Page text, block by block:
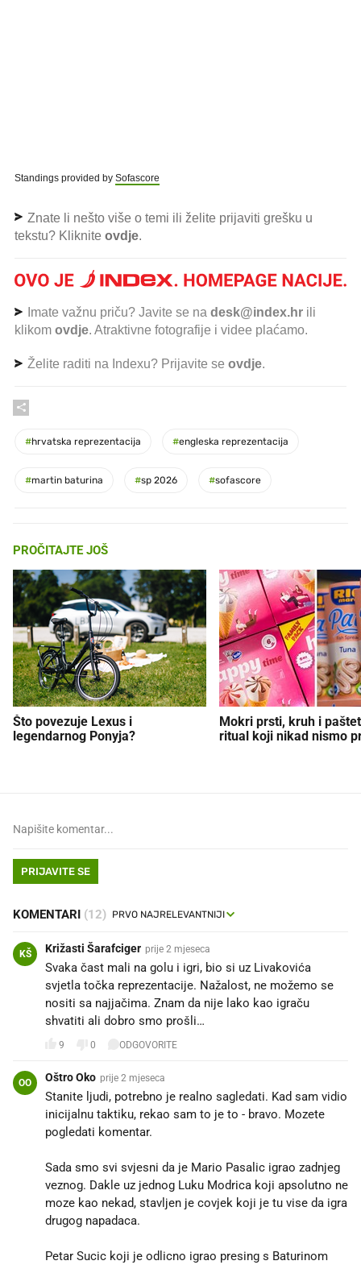
Standings provided by Sofascore
Znate li nešto više o temi ili želite prijaviti grešku u
tekstu? Kliknite ovdje.
Imate važnu priču? Javite se na desk@index.hr ili
klikom ovdje. Atraktivne fotografije i videe plaćamo.
Želite raditi na Indexu? Prijavite se ovdje.
#hrvatska reprezentacija #engleska reprezentacija
#martin baturina #sp 2026 #sofascore
PROČITAJTE JOŠ
Što povezuje Lexus i
legendarnog Ponyja?
Mokri prsti, kruh i
ritual koji nikad nismo
PRIJAVITE SE
KOMENTARI (12)
KŠ Križasti Šarafciger prije 2 mjeseca
Svaka čast mali na golu i igri, bio si uz Livakovića
svjetla točka reprezentacije. Nažalost, ne možemo se
nositi sa najjačima. Znam da nije lako kao igraču
shvatiti ali dobro smo prošli…
9 0 ODGOVORITE
OO Oštro Oko prije 2 mjeseca
Stanite ljudi, potrebno je realno sagledati. Kad sam vidio
inicijalnu taktiku, rekao sam to je to - bravo. Mozete
pogledati komentar.
Sada smo svi svjesni da je Mario Pasalic igrao zadnjeg
veznog. Dakle uz jednog Luku Modrica koji apsolutno ne
moze kao nekad, stavljen je covjek koji je tu vise da igra
drugog napadaca.
Petar Sucic koji je odlicno igrao presing s Baturinom